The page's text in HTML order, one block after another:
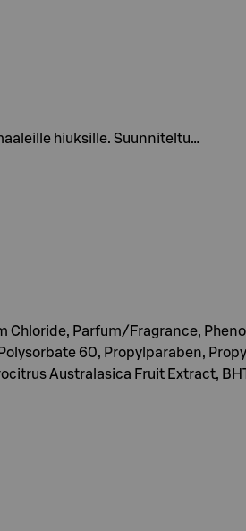
hiuksille. Suunniteltu…
Parfum/Fragrance,
60, Propylparaben,
Australasica Fruit Extract,